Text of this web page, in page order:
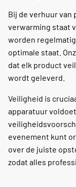
Bij de verhuur
verwarming staat
worden
optimale staat.
dat elk product
wordt geleverd.
Veiligheid is
apparatuur
evenement kunt
over de juiste
zodat alles